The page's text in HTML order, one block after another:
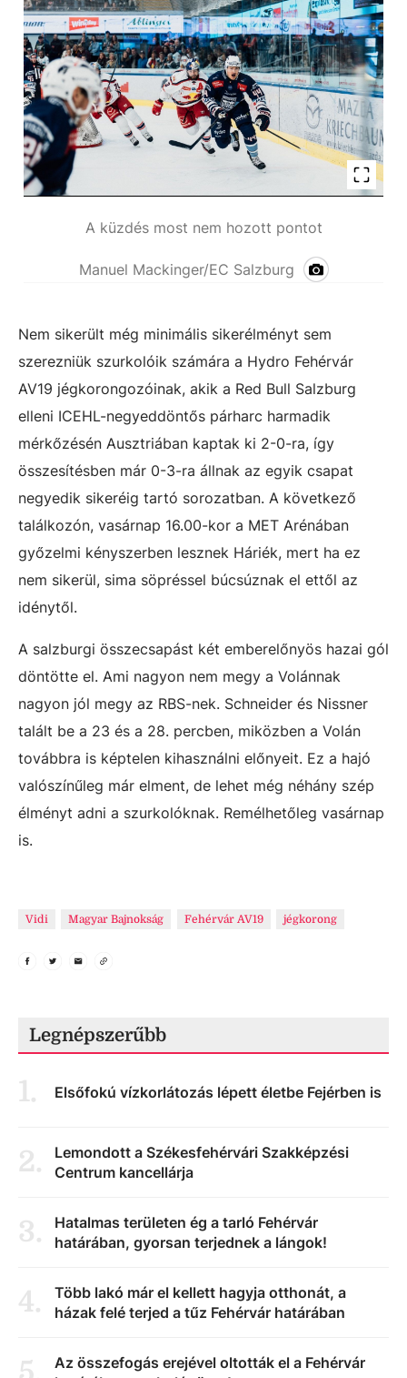
A küzdés most nem hozott pontot
Manuel Mackinger/EC Salzburg
Nem sikerült még minimális sikerélményt sem
szerezniük szurkolóik számára a Hydro Fehérvár
AV19 jégkorongozóinak, akik a Red Bull Salzburg
elleni ICEHL-negyeddöntős párharc harmadik
mérkőzésén Ausztriában kaptak ki 2-0-ra, így
összesítésben már 0-3-ra állnak az egyik csapat
negyedik sikeréig tartó sorozatban. A következő
találkozón, vasárnap 16.00-kor a MET Arénában
győzelmi kényszerben lesznek Háriék, mert ha ez
nem sikerül, sima söpréssel búcsúznak el ettől az
idénytől.
A salzburgi összecsapást két emberelőnyös hazai gól
döntötte el. Ami nagyon nem megy a Volánnak
nagyon jól megy az RBS-nek. Schneider és Nissner
talált be a 23 és a 28. percben, miközben a Volán
továbbra is képtelen kihasználni előnyeit. Ez a hajó
valószínűleg már elment, de lehet még néhány szép
élményt adni a szurkolóknak. Remélhetőleg vasárnap
is.
Vidi Magyar Bajnokság Fehérvár AV19 jégkorong
Legnépszerűbb
1. Elsőfokú vízkorlátozás lépett életbe Fejérben is
2.
Lemondott a Székesfehérvári Szakképzési
Centrum kancellárja
3.
Hatalmas területen ég a tarló Fehérvár
határában, gyorsan terjednek a lángok!
4.
Több lakó már el kellett hagyja otthonát, a
házak felé terjed a tűz Fehérvár határában
Az összefogás erejével oltották el a Fehérvár